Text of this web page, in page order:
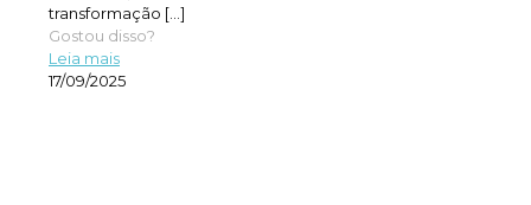
transformação […]
Gostou disso?
Leia mais
17/09/2025